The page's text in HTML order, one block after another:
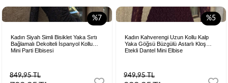
%7
Kadın Siyah Simli Bisiklet Yaka Sırtı
Bağlamalı Dekolteli İspanyol Kollu
Mini Parti Elbisesi
849,95 TL
%5
Kadın Kahverengi Uzun Kollu Kalp
Yaka Göğsü Büzgülü Astarlı Kloş
Etekli Dantel Mini Elbise
949,95 TL